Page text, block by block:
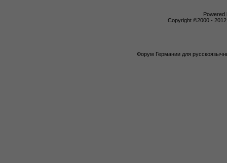
Powered
Copyright ©2000 -
Форум Германии для